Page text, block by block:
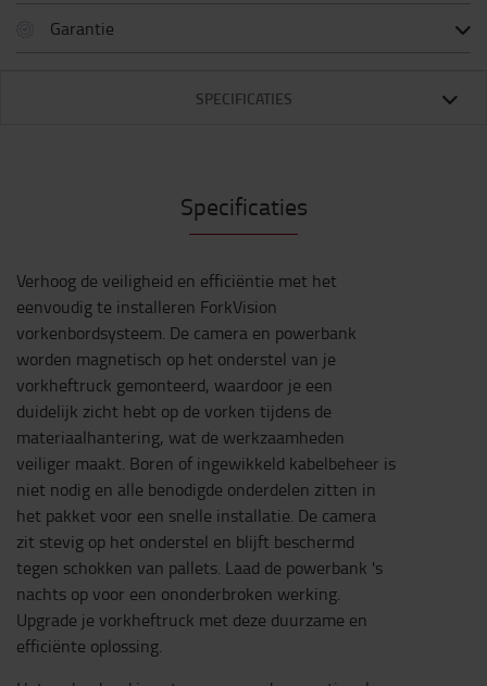
Garantie
SPECIFICATIES
Specificaties
Verhoog de veiligheid en efficiëntie met het
eenvoudig te installeren ForkVision
vorkenbordsysteem. De camera en powerbank
worden magnetisch op het onderstel van je
vorkheftruck gemonteerd, waardoor je een
duidelijk zicht hebt op de vorken tijdens de
materiaalhantering, wat de werkzaamheden
veiliger maakt. Boren of ingewikkeld kabelbeheer is
niet nodig en alle benodigde onderdelen zitten in
het pakket voor een snelle installatie. De camera
zit stevig op het onderstel en blijft beschermd
tegen schokken van pallets. Laad de powerbank 's
nachts op voor een ononderbroken werking.
Upgrade je vorkheftruck met deze duurzame en
efficiënte oplossing.